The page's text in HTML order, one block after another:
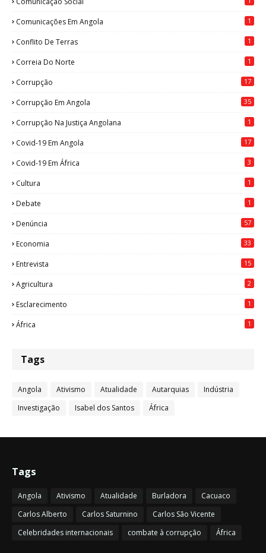
Comunicações Em Angola 1
Conflito De Terras 1
Correia Do Norte 1
Corrupção 17
Corrupção Em Angola 35
Corrupção Na Justiça Angolana 1
Covid-19 Em Angola 17
Covid-19 Em África 3
Cultura 1
Debate 1
Denúncia 57
Economia 33
Entrevista 15
Agricultura 2
Esclarecimento 1
África 1
Tags
Angola Ativismo Atualidade Autarquias
Indústria
Investigação
Isabel dos Santos África
Tags
Angola Ativismo Atualidade Burladora
Cacuaco
Carlos Alberto
Carlos Saturnino
Carlos São Vicente
Celebridades internacionais
combate à corrupção África